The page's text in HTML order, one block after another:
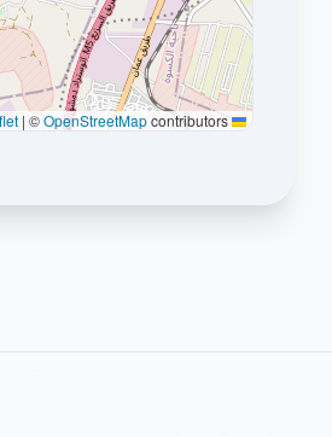
| ©OpenStreetMapcontributors